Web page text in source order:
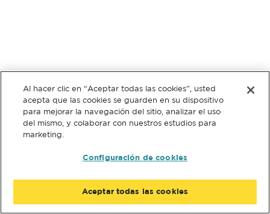
Al hacer clic en “Aceptar todas las cookies”, usted
acepta que las cookies se guarden en su dispositivo
para mejorar la navegación del sitio, analizar el uso
del mismo, y colaborar con nuestros estudios para
marketing.
Configuración de cookies
Aceptar todas las cookies